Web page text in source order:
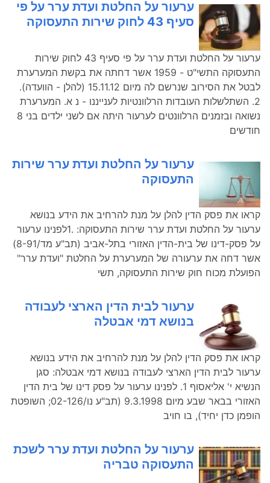
ערעור על החלטת ועדת ערר על פי
סעיף 43 לחוק שירות התעסוקה
ערעור על החלטת ועדת ערר על פי סעיף 43 לחוק שירות
התעסוקה התשי"ט - 1959 אשר דחתה את בקשת המערערת
לבטל את הסירוב שנרשם לה מיום 15.11.12 (להלן - הוועדה).
2. השתלשלות העובדות הרלוונטיות לענייננו - נ א. המערערת
נשואה ובזמנים הרלוונטים לערעור היתה אם לשני ילדים בני 8
חודשים
ערעור על החלטת ועדת ערר שירות
התעסוקה
קראו את פסק הדין להלן על מנת להרחיב את הידע בנושא
ערעור על החלטת ועדת ערר שירות התעסוקה: .1לפנינו ערעור
על פסק-דינו של בית-הדין האזורי בתל-אביב (תב"ע מד/8-91)
אשר דחה את ערעורה של המערערת על החלטת "ועדת ערר"
הפועלת מכוח חוק שירות התעסוקה, תשי
ערעור לבית הדין הארצי לעבודה
בנושא דמי אבטלה
קראו את פסק הדין להלן על מנת להרחיב את הידע בנושא
ערעור לבית הדין הארצי לעבודה בנושא דמי אבטלה: סגן
הנשיא י' אליאסוף 1. לפנינו ערעור על פסק דינו של בית הדין
האזורי בבאר שבע מיום 9.3.1998 (תב"ע נו/02-126; השופטת
הופמן כדן יחיד), בו חויב
ערעור על החלטת ועדת ערר לשכת
התעסוקה טבריה